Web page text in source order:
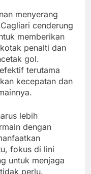
menyerang
cenderung
memberikan
penalti dan
gol.
terutama
kecepatan dan
lebih
dengan
fokus di lini
untuk menjaga
perlu.